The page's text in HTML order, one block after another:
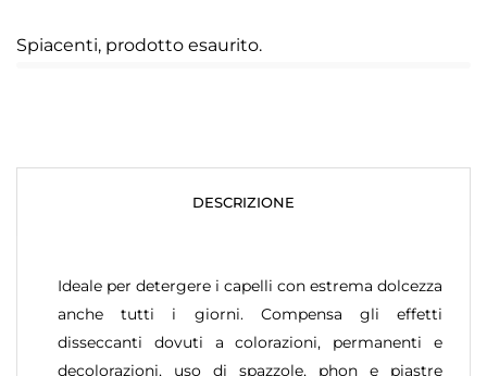
Spiacenti, prodotto esaurito.
DESCRIZIONE
Ideale per detergere i capelli con estrema dolcezza
anche tutti i giorni. Compensa gli effetti
disseccanti dovuti a colorazioni, permanenti e
decolorazioni, uso di spazzole, phon e piastre